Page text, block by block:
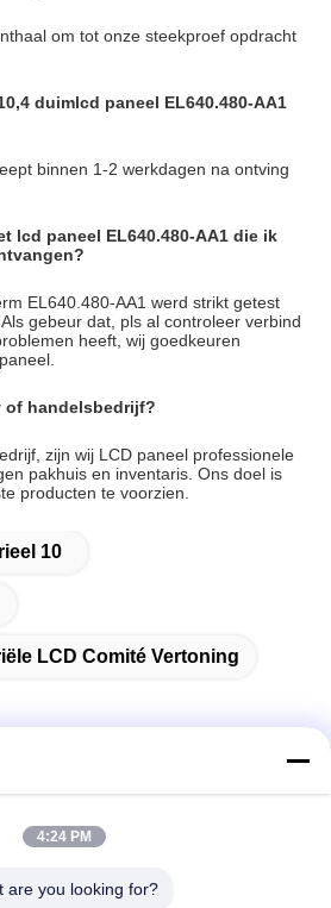
om tot onze steekproef opdracht
duimlcd paneel EL640.480-AA1
binnen 1-2 werkdagen na ontving
lcd paneel EL640.480-AA1 die ik
EL640.480-AA1 werd strikt getest
gebeur dat, pls al controleer verbind
heeft, wij goedkeuren
of handelsbedrijf?
zijn wij LCD paneel professionele
pakhuis en inventaris. Ons doel is
producten te voorzien.
10
LCD Comité Vertoning
Gebouw, Longhua New District,
4:24 PM
are you looking for?